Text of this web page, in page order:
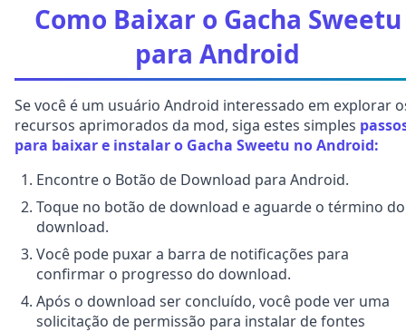
Como Baixar o Gacha Sweetu
para Android
Se você é um usuário Android interessado em explorar
recursos aprimorados da mod, siga estes simples
para baixar e instalar o Gacha Sweetu no Android:
Encontre o Botão de Download para Android.
Toque no botão de download e aguarde o término do
download.
Você pode puxar a barra de notificações para
confirmar o progresso do download.
Após o download ser concluído, você pode ver uma
solicitação de permissão para instalar de fontes